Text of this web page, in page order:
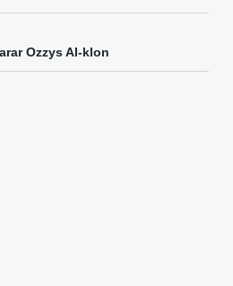
Ozzys AI-klon